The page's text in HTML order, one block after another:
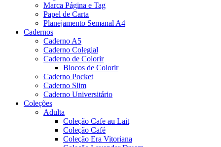
Marca Página e Tag
Papel de Carta
Planejamento Semanal A4
Cadernos
Caderno A5
Caderno Colegial
Caderno de Colorir
Blocos de Colorir
Caderno Pocket
Caderno Slim
Caderno Universitário
Coleções
Adulta
Coleção Cafe au Lait
Coleção Café
Coleção Era Vitoriana